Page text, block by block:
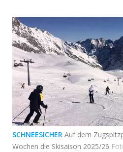
SCHNEESICHER Auf dem
Wochen die Skisaison 2025/26